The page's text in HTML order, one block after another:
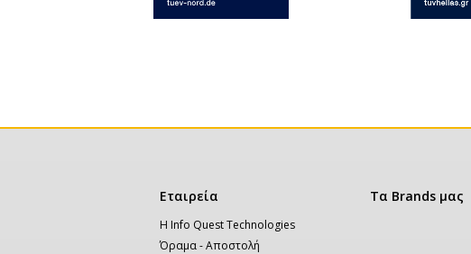
Κεντρική
πλοήγηση
Εταιρεία
Η Info Quest Technologies
Όραμα - Αποστολή
Τα Brands μας